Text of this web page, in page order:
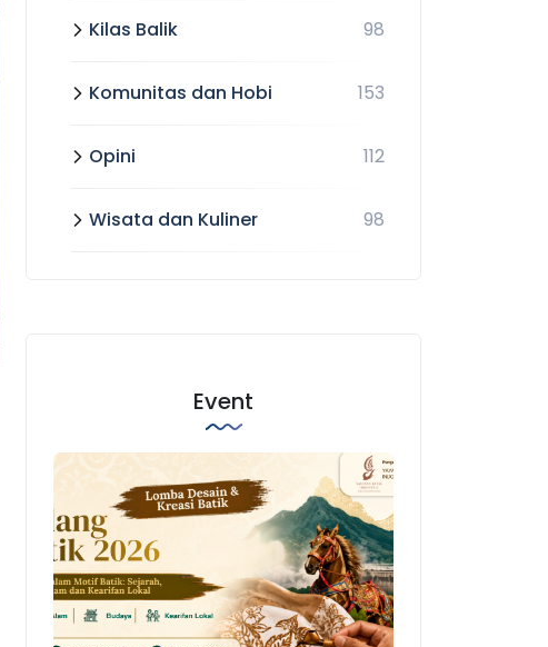
Kilas Balik 98
Komunitas dan Hobi 153
Opini 112
Wisata dan Kuliner 98
Event